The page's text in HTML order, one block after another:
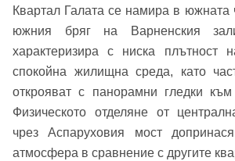
Квартал Галата се намира в южната
южния бряг на Варненския
характеризира с ниска плътност
спокойна жилищна среда, като
открояват с панорамни гледки
Физическото отделяне от
чрез Аспаруховия мост
атмосфера в сравнение с другите